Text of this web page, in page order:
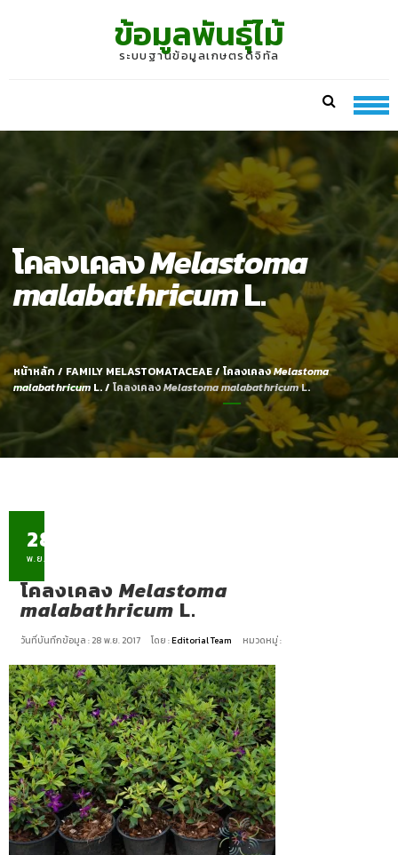
ข้อมูลพันธุ์ไม้
ระบบฐานข้อมูลเกษตรดิจิทัล
โคลงเคลงMelastoma
malabathricumL.
หน้าหลัก / FAMILY MELASTOMATACEAE/โคลงเคลงMelastoma
malabathricum L./ โคลงเคลงMelastoma malabathricumL.
28
พ.ย.
โคลงเคลงMelastoma
malabathricum L.
วันที่บันทึกข้อมูล : 28 พ.ย. 2017 โดย :Editorial Team หมวดหมู่ :